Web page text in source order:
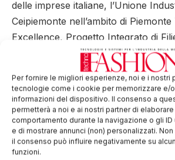
Per fornire le migliori esperienze, noi e i nostri
tecnologie come i cookie per memorizzare e/
informazioni del dispositivo. Il consenso a
permetterà a noi e ai nostri partner di
comportamento durante la navigazione o gli
e di mostrare annunci (non) personalizzati.
il consenso può influire negativamente su
funzioni.
delle imprese italiane, l’Unione
Ceipiemonte nell’ambito di Piemonte
Excellence, Progetto Integrato di
su incarico di Regione Piemonte e
commercio di Biella, Vercelli e
di creare una via preferenziale di
operatori esteri e le imprese
tessile e meccanotessile.
Tag: filati Filo Palazzo delle Stelline